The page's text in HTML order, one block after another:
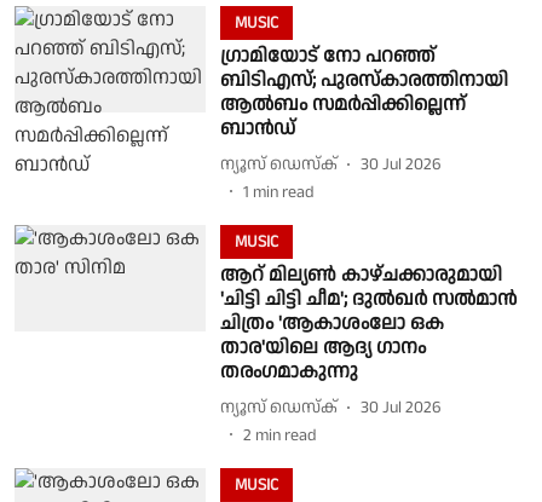
MUSIC
ഗ്രാമിയോട് നോ പറഞ്ഞ്
ബിടിഎസ്; പുരസ്കാരത്തിനായി
ആല്‍ബം സമര്‍പ്പിക്കില്ലെന്ന്
ബാന്‍ഡ്
ന്യൂസ് ഡെസ്ക്
30 Jul 2026
1 min read
MUSIC
ആറ് മില്യൺ കാഴ്ചക്കാരുമായി
'ചിട്ടി ചിട്ടി ചീമ'; ദുൽഖർ സൽമാൻ
ചിത്രം 'ആകാശംലോ ഒക
താര'യിലെ ആദ്യ ഗാനം
തരംഗമാകുന്നു
ന്യൂസ് ഡെസ്ക്
30 Jul 2026
2 min read
MUSIC